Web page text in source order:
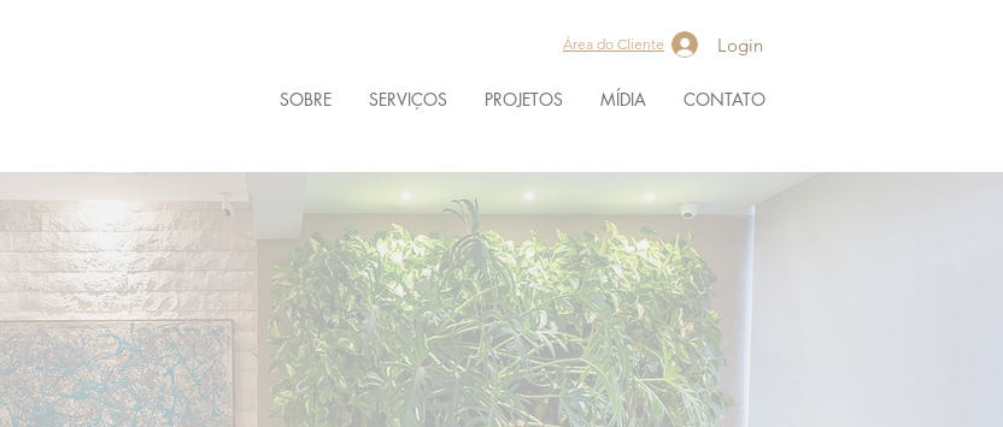
Login
Área do Cliente
SOBRE SERVIÇOS PROJETOS MÍDIA CONTATO